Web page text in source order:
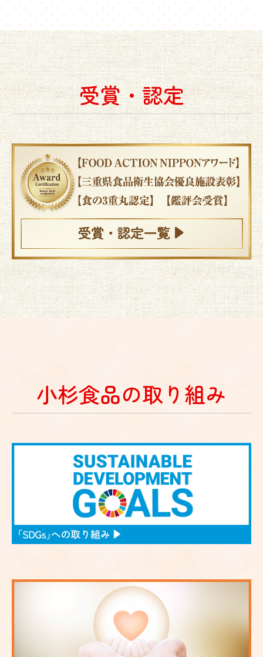
受賞・認定
小杉食品の取り組み